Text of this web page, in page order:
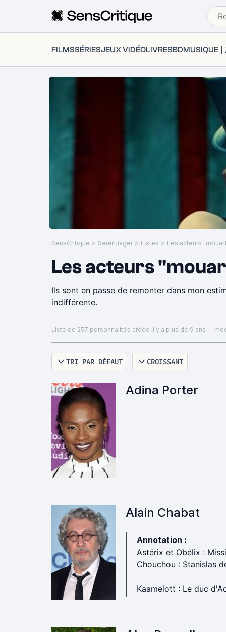
FILMSSÉRIESJEUX VIDÉOLIVRESBDMUSIQUE
SensCritique > SerenJager > Listes > Les acteurs
Les acteurs
Ils sont en passe de remonter dans mon
indifférente.
Liste de 257 personnalités créée il y a plus de 9 ans ·
TRI PAR DÉFAUT CROISSANT
Adina Porter
Alain Chabat
Annotation :
Astérix et Obélix :
Chouchou : Stanislas
Kaamelott : Le duc